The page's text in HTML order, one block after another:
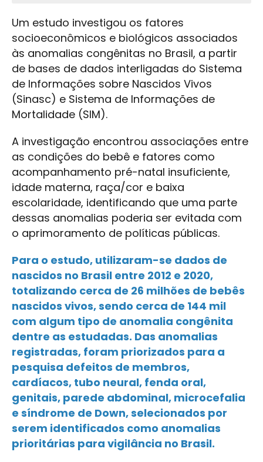
Um estudo investigou os fatores
socioeconômicos e biológicos associados
às anomalias congênitas no Brasil, a partir
de bases de dados interligadas do Sistema
de Informações sobre Nascidos Vivos
(Sinasc) e Sistema de Informações de
Mortalidade (SIM).
A investigação encontrou associações entre
as condições do bebê e fatores como
acompanhamento pré-natal insuficiente,
idade materna, raça/cor e baixa
escolaridade, identificando que uma parte
dessas anomalias poderia ser evitada com
o aprimoramento de políticas públicas.
Para o estudo, utilizaram-se dados de
nascidos no Brasil entre 2012 e 2020,
totalizando cerca de 26 milhões de bebês
nascidos vivos, sendo cerca de 144 mil
com algum tipo de anomalia congênita
dentre as estudadas. Das anomalias
registradas, foram priorizados para a
pesquisa defeitos de membros,
cardíacos, tubo neural, fenda oral,
genitais, parede abdominal, microcefalia
e síndrome de Down, selecionados por
serem identificados como anomalias
prioritárias para vigilância no Brasil.